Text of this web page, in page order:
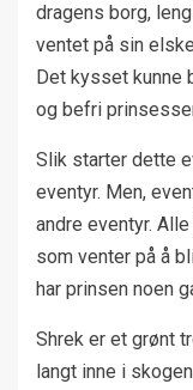
dragens borg,
ventet på sin
Det kysset kunne
og befri
Slik starter dette
eventyr. Men,
andre eventyr.
som venter på å
har prinsen noen
Shrek er et grønt
langt inne i